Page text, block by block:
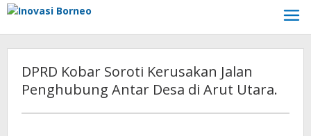
Lewati
konten
DPRD Kobar Soroti Kerusakan Jalan
Penghubung Antar Desa di Arut Utara.